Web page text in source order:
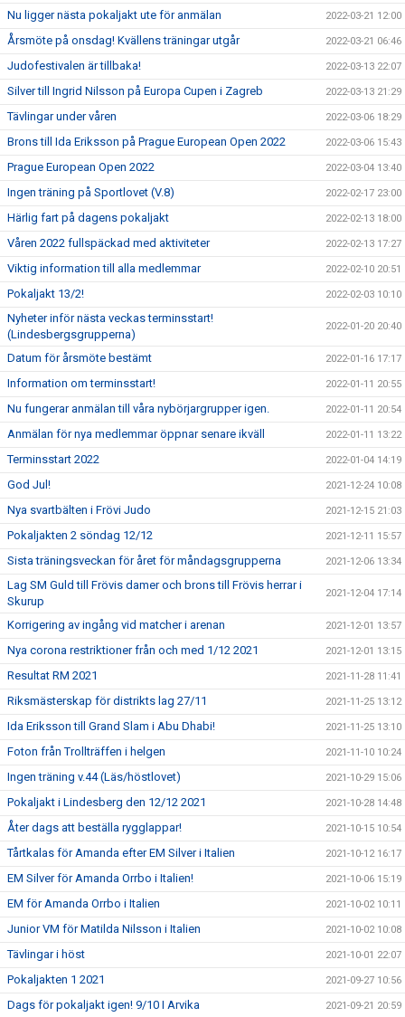
Nu ligger nästa pokaljakt ute för anmälan 2022-03-21 12:00
Årsmöte på onsdag! Kvällens träningar utgår 2022-03-21 06:46
Judofestivalen är tillbaka! 2022-03-13 22:07
Silver till Ingrid Nilsson på Europa Cupen i Zagreb 2022-03-13 21:29
Tävlingar under våren 2022-03-06 18:29
Brons till Ida Eriksson på Prague European Open 2022 2022-03-06 15:43
Prague European Open 2022 2022-03-04 13:40
Ingen träning på Sportlovet (V.8) 2022-02-17 23:00
Härlig fart på dagens pokaljakt 2022-02-13 18:00
Våren 2022 fullspäckad med aktiviteter 2022-02-13 17:27
Viktig information till alla medlemmar 2022-02-10 20:51
Pokaljakt 13/2! 2022-02-03 10:10
Nyheter inför nästa veckas terminsstart!
(Lindesbergsgrupperna)
2022-01-20 20:40
Datum för årsmöte bestämt 2022-01-16 17:17
Information om terminsstart! 2022-01-11 20:55
Nu fungerar anmälan till våra nybörjargrupper igen. 2022-01-11 20:54
Anmälan för nya medlemmar öppnar senare ikväll 2022-01-11 13:22
Terminsstart 2022 2022-01-04 14:19
God Jul! 2021-12-24 10:08
Nya svartbälten i Frövi Judo 2021-12-15 21:03
Pokaljakten 2 söndag 12/12 2021-12-11 15:57
Sista träningsveckan för året för måndagsgrupperna 2021-12-06 13:34
Lag SM Guld till Frövis damer och brons till Frövis herrar i
Skurup
2021-12-04 17:14
Korrigering av ingång vid matcher i arenan 2021-12-01 13:57
Nya corona restriktioner från och med 1/12 2021 2021-12-01 13:15
Resultat RM 2021 2021-11-28 11:41
Riksmästerskap för distrikts lag 27/11 2021-11-25 13:12
Ida Eriksson till Grand Slam i Abu Dhabi! 2021-11-25 13:10
Foton från Trollträffen i helgen 2021-11-10 10:24
Ingen träning v.44 (Läs/höstlovet) 2021-10-29 15:06
Pokaljakt i Lindesberg den 12/12 2021 2021-10-28 14:48
Åter dags att beställa rygglappar! 2021-10-15 10:54
Tårtkalas för Amanda efter EM Silver i Italien 2021-10-12 16:17
EM Silver för Amanda Orrbo i Italien! 2021-10-06 15:19
EM för Amanda Orrbo i Italien 2021-10-02 10:11
Junior VM för Matilda Nilsson i Italien 2021-10-02 10:08
Tävlingar i höst 2021-10-01 22:07
Pokaljakten 1 2021 2021-09-27 10:56
Dags för pokaljakt igen! 9/10 I Arvika 2021-09-21 20:59